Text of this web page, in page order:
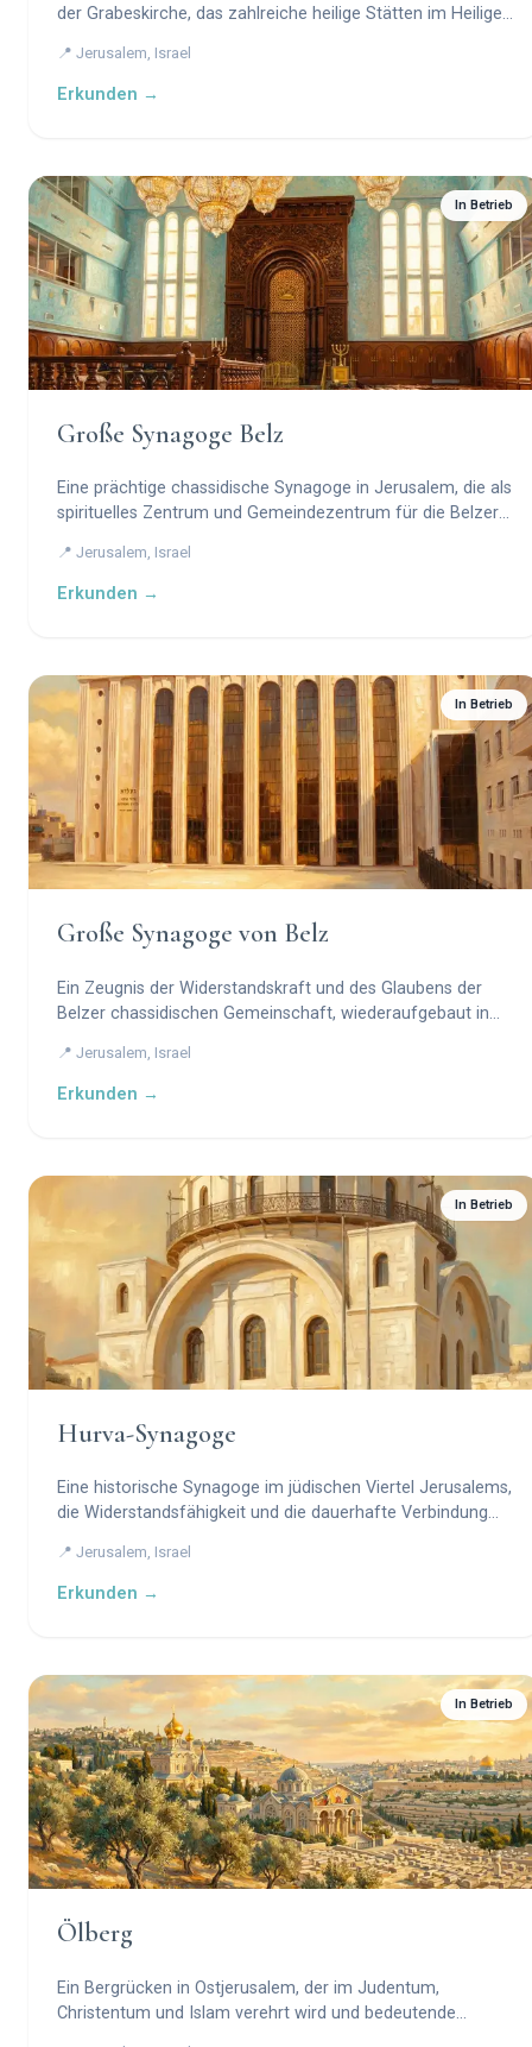
der Grabeskirche, das zahlreiche heilige Stätten im Heiligen
📍 Jerusalem, Israel
Erkunden →
In Betrieb
Große Synagoge Belz
Eine prächtige chassidische Synagoge in Jerusalem, die als
spirituelles Zentrum und Gemeindezentrum für die Belzer
📍 Jerusalem, Israel
Erkunden →
In Betrieb
Große Synagoge von Belz
Ein Zeugnis der Widerstandskraft und des Glaubens der
Belzer chassidischen Gemeinschaft, wiederaufgebaut in
📍 Jerusalem, Israel
Erkunden →
In Betrieb
Hurva-Synagoge
Eine historische Synagoge im jüdischen Viertel Jerusalems,
die Widerstandsfähigkeit und die dauerhafte Verbindung
📍 Jerusalem, Israel
Erkunden →
In Betrieb
Ölberg
Ein Bergrücken in Ostjerusalem, der im Judentum,
Christentum und Islam verehrt wird und bedeutende